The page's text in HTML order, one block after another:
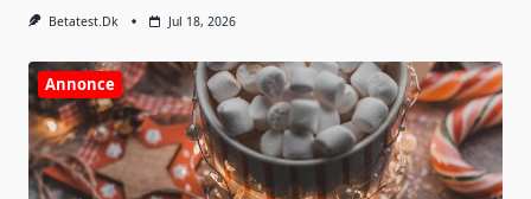
Betatest.dk Jul 18, 2026
Annonce